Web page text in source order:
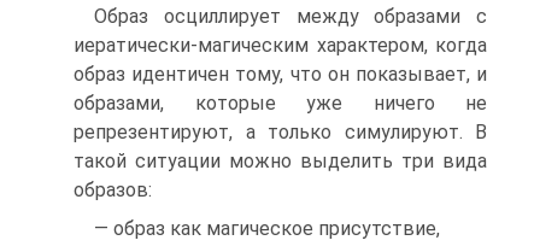
Образ осциллирует между образами с
иератически-магическим ха­рактером, когда
образ идентичен тому, что он показывает, и
образами, которые уже ничего не
репрезентируют, а только симулируют. В
такой ситуации можно выделить три вида
образов:
— образ как магическое присутствие,